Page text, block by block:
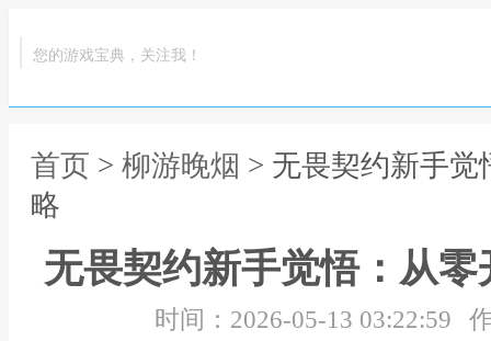
您的游戏宝典，关注我！
首页 > 柳游晚烟 > 无畏契约新手
略
无畏契约新手觉悟：从
时间：2026-05-13 03:22:59